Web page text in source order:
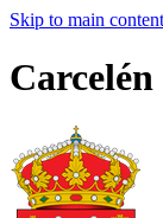
Skip to main content
Carcelén